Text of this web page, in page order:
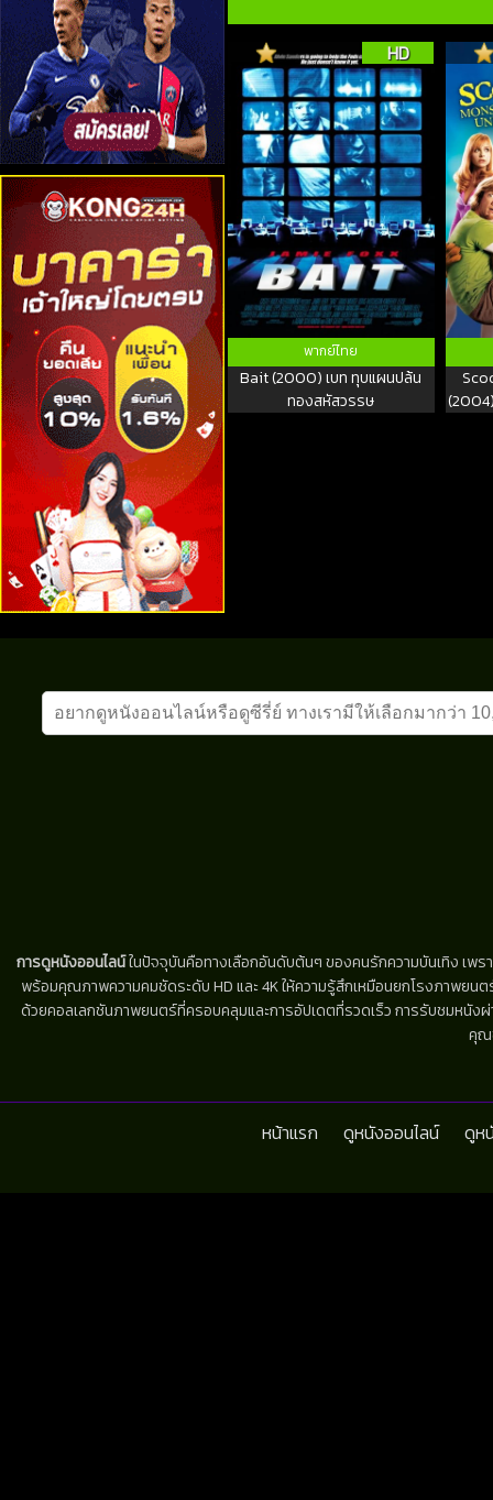
HD
พากย์ไทย
Bait (2000) เบท ทุบแผนปล้น
ทองสหัสวรรษ
การดูหนังออนไลน์ในปัจจุบันคือทางเลือกอันดับต้นๆ ของคนรักความบันเทิง เพร
พร้อมคุณภาพความคมชัดระดับ HD และ 4K ให้ความรู้สึกเหมือนยกโรงภาพยน
ด้วยคอลเลกชันภาพยนตร์ที่ครอบคลุมและการอัปเดตที่รวดเร็ว การรับชมหนัง
คุณ
หน้าแรก ดูหนังออนไลน์ ดูห